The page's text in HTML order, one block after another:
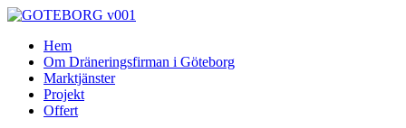
Skip
contentHem
Om Dräneringsfirman i Göteborg
Marktjänster
Projekt
Offert